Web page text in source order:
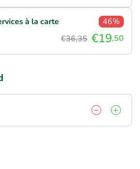
à la carte
46%
€36,35 €19,50